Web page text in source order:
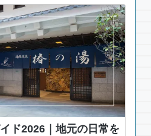
ド2026｜地元の日常を